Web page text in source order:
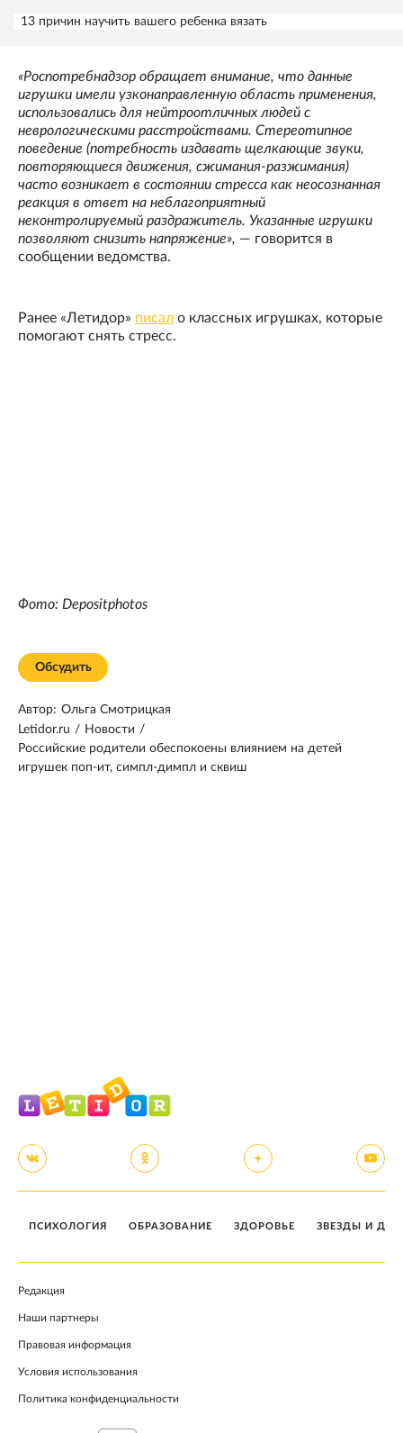
13 причин научить вашего ребенка вязать
«Роспотребнадзор обращает внимание, что данные
игрушки имели узконаправленную область применения,
использовались для нейтроотличных людей с
неврологическими расстройствами. Стереотипное
поведение (потребность издавать щелкающие звуки,
повторяющиеся движения, сжимания-разжимания)
часто возникает в состоянии стресса как неосознанная
реакция в ответ на неблагоприятный
неконтролируемый раздражитель. Указанные игрушки
позволяют снизить напряжение», — говорится в
сообщении ведомства.
Ранее «Летидор» писал о классных игрушках, которые
помогают снять стресс.
Фото: Depositphotos
Обсудить
Автор: Ольга Смотрицкая
Letidor.ru / Новости /
Российские родители обеспокоены влиянием на детей
игрушек поп-ит, симпл-димпл и сквиш
ПСИХОЛОГИЯ ОБРАЗОВАНИЕ ЗДОРОВЬЕ ЗВЕЗДЫ И
Редакция
Наши партнеры
Правовая информация
Условия использования
Политика конфиденциальности